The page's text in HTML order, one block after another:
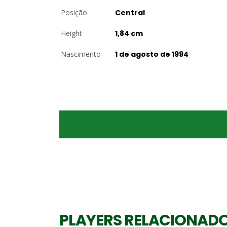
Posição Central
Height 1,84 cm
Nascimento 1 de agosto de 1994
PLAYERS